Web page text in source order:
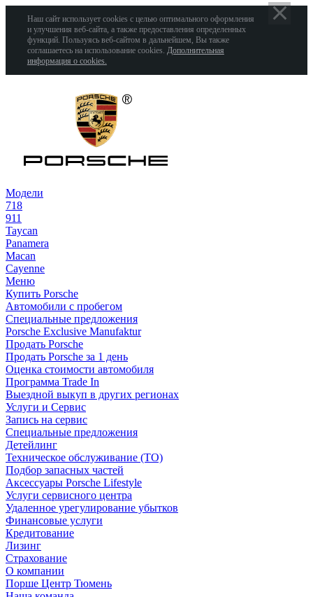
Наш сайт использует cookies с целью оптимального оформления
и улучшения веб-сайта, а также предоставления определенных
функций. Пользуясь веб-сайтом в дальнейшем, Вы также
соглашаетесь на использование cookies. Дополнительная
информация о cookies.
Модели
718
911
Taycan
Panamera
Macan
Cayenne
Меню
Купить Porsche
Автомобили с пробегом
Специальные предложения
Porsche Exclusive Manufaktur
Продать Porsche
Продать Porsche за 1 день
Оценка стоимости автомобиля
Программа Trade In
Выездной выкуп в других регионах
Услуги и Сервис
Запись на сервис
Специальные предложения
Детейлинг
Техническое обслуживание (ТО)
Подбор запасных частей
Аксессуары Porsche Lifestyle
Услуги сервисного центра
Удаленное урегулирование убытков
Финансовые услуги
Кредитование
Лизинг
Страхование
О компании
Порше Центр Тюмень